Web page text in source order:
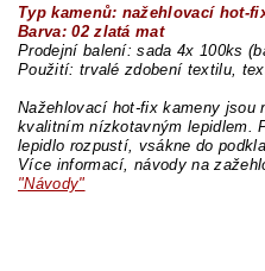
Typ kamenů: nažehlovací hot-
Barva: 02 zlatá mat
Prodejní balení: sada 4x 100ks
Použití: trvalé zdobení textilu,
Nažehlovací hot-fix kameny jsou
kvalitním nízkotavným lepidlem.
lepidlo rozpustí, vsákne do
Více informací, návody na
"Návody"